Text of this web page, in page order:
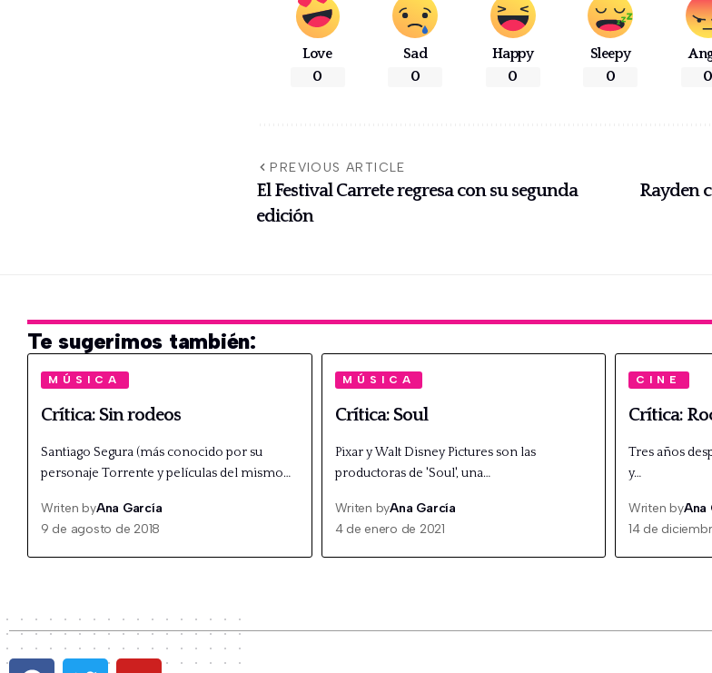
Love
0
Sad
0
Happy
0
Sleepy
0 0
PREVIOUS ARTICLE
El Festival Carrete regresa con su segunda
edición
Rayden
Te sugerimos también:
MÚSICA
Crítica: Sin rodeos
Santiago Segura (más conocido por su
personaje Torrente y películas del mismo…
Writen byAna García
9 de agosto de 2018
MÚSICA
Crítica: Soul
Pixar y Walt Disney Pictures son las
productoras de 'Soul', una…
Writen byAna García
4 de enero de 2021
CINE
Crítica:
Tres años
y…
Writen byAna
14 de